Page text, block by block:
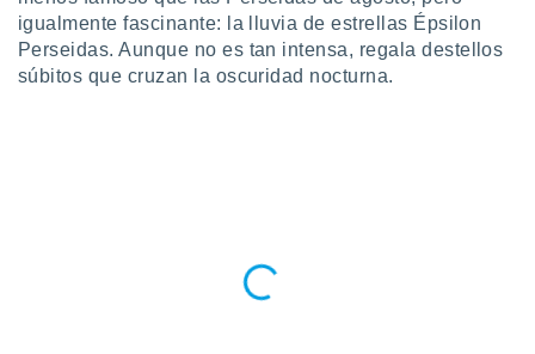
y
en
igualmente fascinante: la lluvia de estrellas Épsilon
Perseidas. Aunque no es tan intensa, regala destellos
súbitos que cruzan la oscuridad nocturna.